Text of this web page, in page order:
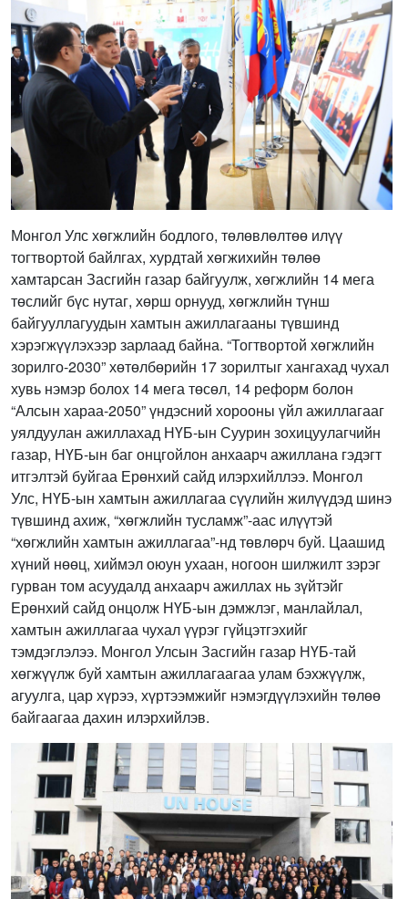
Монгол Улс хөгжлийн бодлого, төлөвлөлтөө илүү
тогтвортой байлгах, хурдтай хөгжихийн төлөө
хамтарсан Засгийн газар байгуулж, хөгжлийн 14 мега
төслийг бүс нутаг, хөрш орнууд, хөгжлийн түнш
байгууллагуудын хамтын ажиллагааны түвшинд
хэрэгжүүлэхээр зарлаад байна. “Тогтвортой хөгжлийн
зорилго-2030” хөтөлбөрийн 17 зорилтыг хангахад чухал
хувь нэмэр болох 14 мега төсөл, 14 реформ болон
“Алсын хараа-2050” үндэсний хорооны үйл ажиллагааг
уялдуулан ажиллахад НҮБ-ын Суурин зохицуулагчийн
газар, НҮБ-ын баг онцгойлон анхаарч ажиллана гэдэгт
итгэлтэй буйгаа Ерөнхий сайд илэрхийллээ. Монгол
Улс, НҮБ-ын хамтын ажиллагаа сүүлийн жилүүдэд шинэ
түвшинд ахиж, “хөгжлийн тусламж”-аас илүүтэй
“хөгжлийн хамтын ажиллагаа”-нд төвлөрч буй. Цаашид
хүний нөөц, хиймэл оюун ухаан, ногоон шилжилт зэрэг
гурван том асуудалд анхаарч ажиллах нь зүйтэйг
Ерөнхий сайд онцолж НҮБ-ын дэмжлэг, манлайлал,
хамтын ажиллагаа чухал үүрэг гүйцэтгэхийг
тэмдэглэлээ. Монгол Улсын Засгийн газар НҮБ-тай
хөгжүүлж буй хамтын ажиллагаагаа улам бэхжүүлж,
агуулга, цар хүрээ, хүртээмжийг нэмэгдүүлэхийн төлөө
байгаагаа дахин илэрхийлэв.